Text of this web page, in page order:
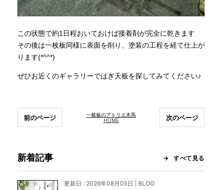
この状態で約1日程おいておけば接着剤が完全に乾きます
その後は一枚板同様に表面を削り、塗装の工程を経て仕上が
ります(*^^*)
ぜひお近くのギャラリーではぎ天板を探してみてください♪
一枚板のアトリエ木馬
HOME
前のページ 次のページ
新着記事 すべて見る
更新日 : 2026年08月05日 | BLOG